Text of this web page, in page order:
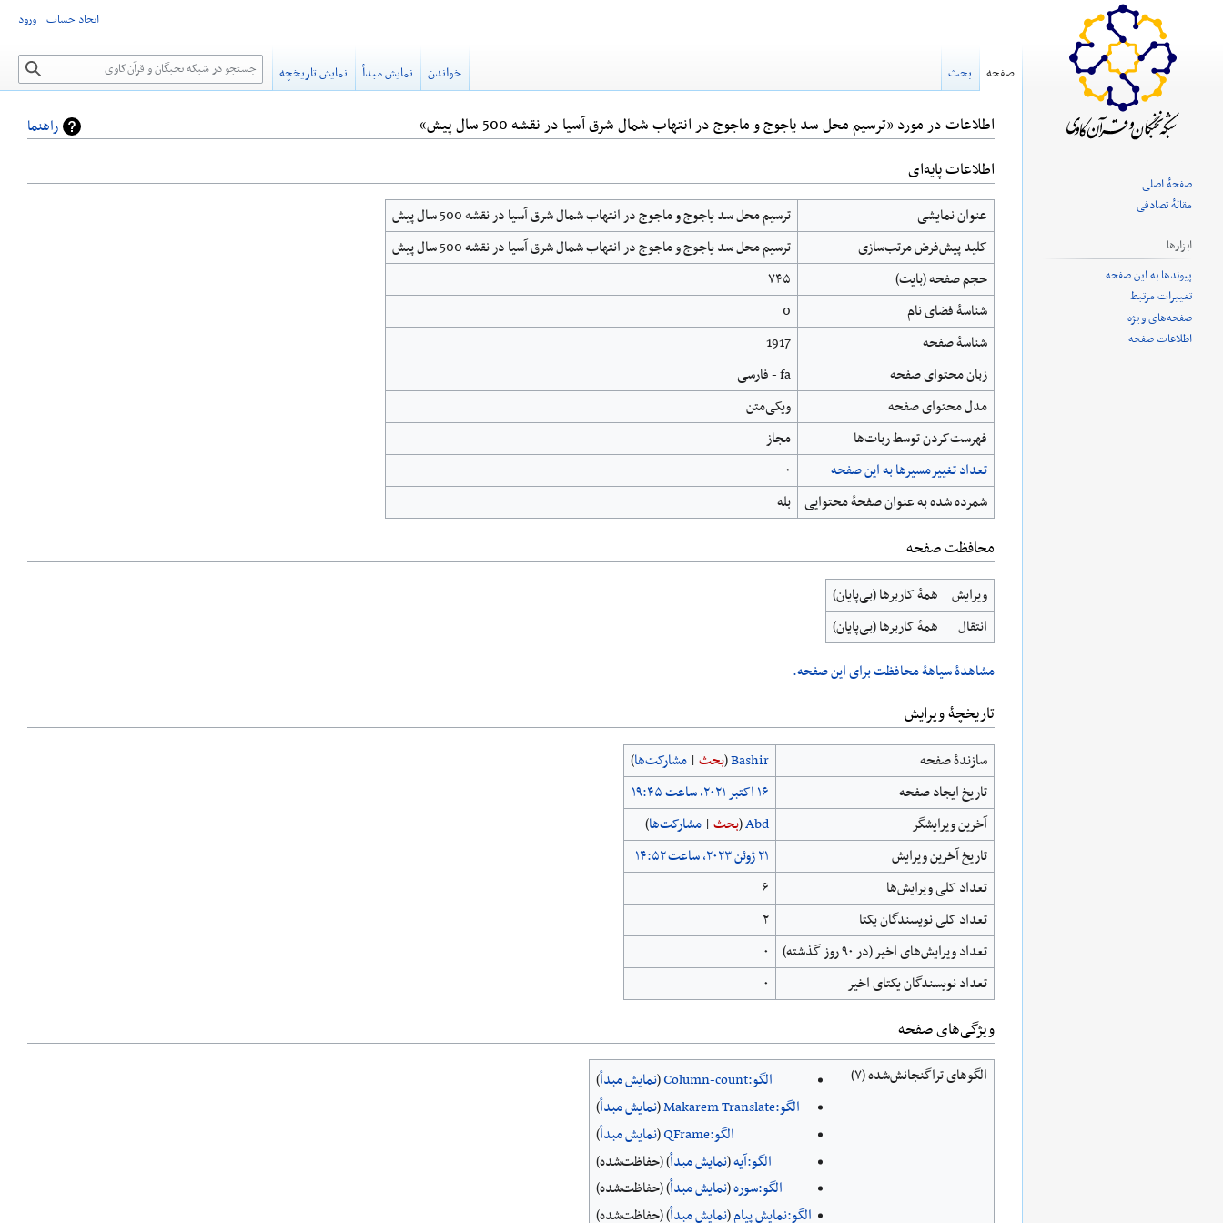
راهنما اطلاعات در مورد «ترسیم محل سد یاجوج و ماجوج در انتهاب شمال شرق آسیا در نقشه 500 سال پیش»
پرش
به
ناوبری
پرش
به
جستجو
اطلاعات پایه‌ای
عنوان نمایشی
ترسیم محل سد یاجوج و ماجوج در انتهاب شمال شرق آسیا در نقشه 500 سال پیش
کلید پیش‌فرض مرتب‌سازی
ترسیم محل سد یاجوج و ماجوج در انتهاب شمال شرق آسیا در نقشه 500 سال پیش
حجم صفحه (بایت)
۷۴۵
شناسهٔ فضای نام
0
شناسهٔ صفحه
1917
زبان محتوای صفحه
fa - فارسی
مدل محتوای صفحه
ویکی‌متن
‌فهرست‌کردن توسط ربات‌ها
مجاز
تعداد تغییرمسیرها به این صفحه
۰
شمرده شده به عنوان صفحهٔ محتوایی بله
محافظت صفحه
ویرایش
همهٔ کاربرها (بی‌پایان)
انتقال
همهٔ کاربرها (بی‌پایان)
مشاهدۀ سیاهۀ محافظت برای این صفحه.
تاریخچۀ ویرایش
سازندۀ صفحه Bashir
(بحث | مشارکت‌ها)
تاریخ ایجاد صفحه
آخرین ویرایشگر
Abd
(بحث | مشارکت‌ها)
تاریخ آخرین ویرایش
تعداد کلی ویرایش‌ها
۶
تعداد کلی نویسندگان یکتا
۲
تعداد ویرایش‌های اخیر (در ۹۰ روز گذشته)
۰
تعداد نویسندگان یکتای اخیر
۰
ويژگی‌های صفحه
الگوهای تراگنجانش‌شده (۷) الگو:Column-count (نمایش مبدأ)
الگو:Makarem Translate
(نمایش مبدأ)
الگو:QFrame
(نمایش مبدأ)
الگو:آیه(نمایش مبدأ) (حفاظت‌شده)
الگو:سوره(نمایش مبدأ) (حفاظت‌شده)
الگو:نمایش پیام(نمایش مبدأ) (حفاظت‌شده)
ایجاد حساب ورود
صفحه بحث خواندن نمایش مبدأ نمایش تاریخچه جستجو
صفحهٔ اصلی
مقالهٔ تصادفی
ابزارها
پیوندها به این صفحه
تغییرات مرتبط
صفحه‌های ویژه
اطلاعات صفحه